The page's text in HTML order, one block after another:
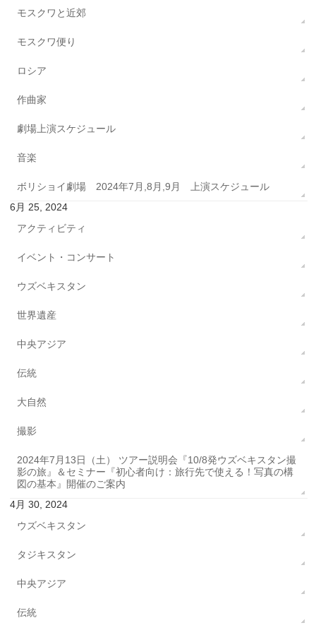
モスクワと近郊
モスクワ便り
ロシア
作曲家
劇場上演スケジュール
音楽
ボリショイ劇場 2024年7月,8月,9月 上演スケジュール
6月 25, 2024
アクティビティ
イベント・コンサート
ウズベキスタン
世界遺産
中央アジア
伝統
大自然
撮影
2024年7月13日（土） ツアー説明会『10/8発ウズベキスタン撮
影の旅』＆セミナー『初心者向け：旅行先で使える！写真の構
図の基本』開催のご案内
4月 30, 2024
ウズベキスタン
タジキスタン
中央アジア
伝統